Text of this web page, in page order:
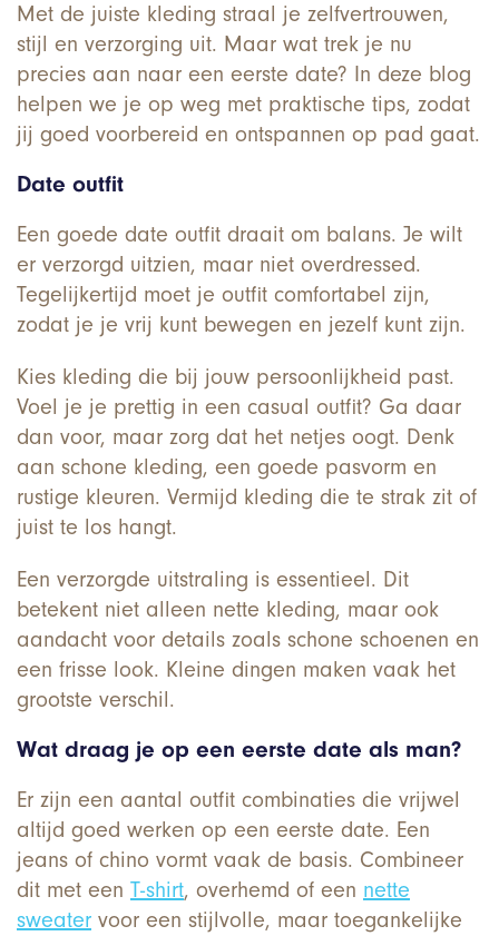
Met de juiste kleding straal je zelfvertrouwen,
stijl en verzorging uit. Maar wat trek je nu
precies aan naar een eerste date? In deze blog
helpen we je op weg met praktische tips, zodat
jij goed voorbereid en ontspannen op pad gaat.
Date outfit
Een goede date outfit draait om balans. Je wilt
er verzorgd uitzien, maar niet overdressed.
Tegelijkertijd moet je outfit comfortabel zijn,
zodat je je vrij kunt bewegen en jezelf kunt zijn.
Kies kleding die bij jouw persoonlijkheid past.
Voel je je prettig in een casual outfit? Ga daar
dan voor, maar zorg dat het netjes oogt. Denk
aan schone kleding, een goede pasvorm en
rustige kleuren. Vermijd kleding die te strak zit of
juist te los hangt.
Een verzorgde uitstraling is essentieel. Dit
betekent niet alleen nette kleding, maar ook
aandacht voor details zoals schone schoenen en
een frisse look. Kleine dingen maken vaak het
grootste verschil.
Wat draag je op een eerste date als man?
Er zijn een aantal outfit combinaties die vrijwel
altijd goed werken op een eerste date. Een
jeans of chino vormt vaak de basis. Combineer
dit met een T-shirt, overhemd of een nette
sweater voor een stijlvolle, maar toegankelijke